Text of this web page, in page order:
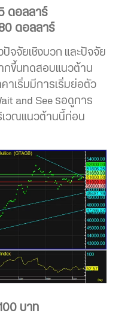
ดอลลาร์
ดอลลาร์
จจัยเชิงบวก และปัจจัย
กขึ้นทดสอบแนวต้าน
าเริ่มมีการเริ่มย่อตัว
and See รอดูการ
เวณแนวต้านนี้ก่อน
บาท